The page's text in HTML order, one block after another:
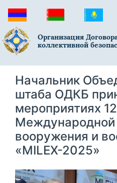
Организация
коллективной
Начальник
штаба ОДКБ
мероприятиях
Международной
вооружения и
«MILEX-2025»